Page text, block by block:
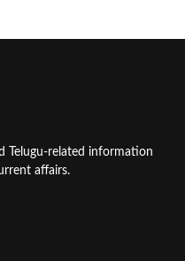
Telugu-related information
affairs.